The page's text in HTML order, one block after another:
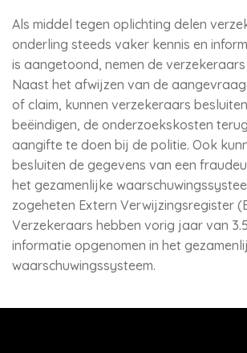
Als middel tegen oplichting delen
onderling steeds vaker kennis en
is aangetoond, nemen de
Naast het afwijzen van de
of claim, kunnen verzekeraars
beëindigen, de onderzoekskosten
aangifte te doen bij de politie. Ook
besluiten de gegevens van een
het gezamenlijke
zogeheten Extern Verwijzingsregister
Verzekeraars hebben vorig jaar van
informatie opgenomen in het
waarschuwingssysteem.